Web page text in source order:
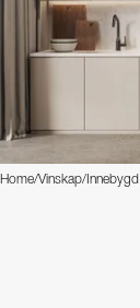
Home/Vinskap/